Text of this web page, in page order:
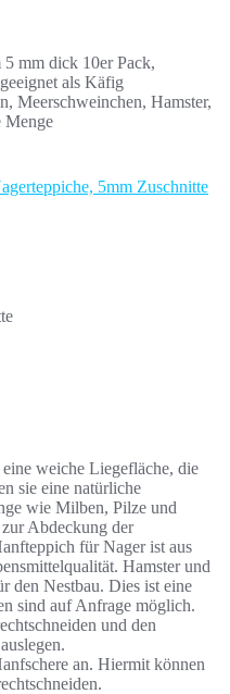
mm dick 10er Pack,
als Käfig
Meerschweinchen, Hamster,
Menge
5mm Zuschnitte
weiche Liegefläche, die
sie eine natürliche
wie Milben, Pilze und
Abdeckung der
für Nager ist aus
Hamster und
den Nestbau. Dies ist eine
sind auf Anfrage möglich.
und den
an. Hiermit können